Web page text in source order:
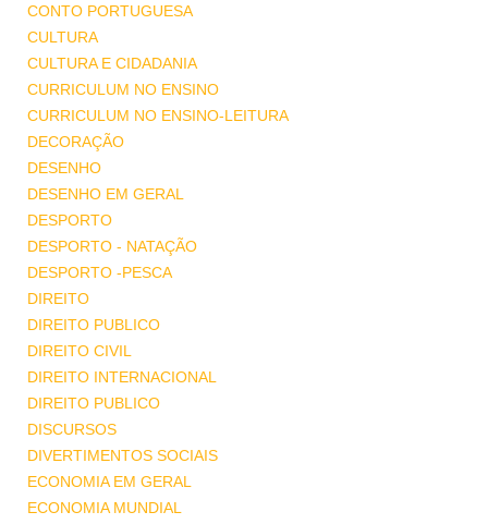
CONTO PORTUGUESA
CULTURA
CULTURA E CIDADANIA
CURRICULUM NO ENSINO
CURRICULUM NO ENSINO-LEITURA
DECORAÇÃO
DESENHO
DESENHO EM GERAL
DESPORTO
DESPORTO - NATAÇÃO
DESPORTO -PESCA
DIREITO
DIREITO PUBLICO
DIREITO CIVIL
DIREITO INTERNACIONAL
DIREITO PUBLICO
DISCURSOS
DIVERTIMENTOS SOCIAIS
ECONOMIA EM GERAL
ECONOMIA MUNDIAL